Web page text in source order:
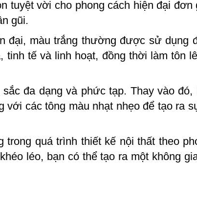
tuyệt vời cho phong cách hiện đại đơn
gũi.
đại, màu trắng thường được sử dụng
tế và linh hoạt, đồng thời làm tôn
đa dạng và phức tạp. Thay vào đó,
các tông màu nhạt nhẹo để tạo ra
quá trình thiết kế nội thất theo
léo, bạn có thể tạo ra một không